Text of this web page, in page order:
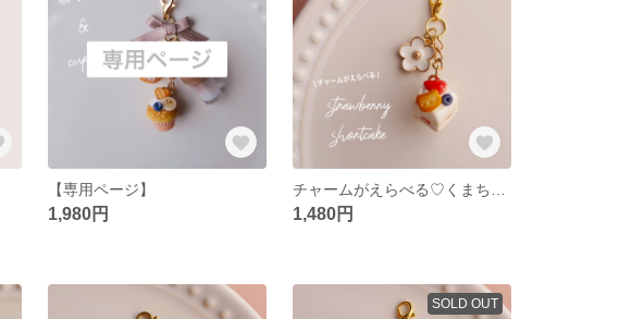
【専用ページ】
1,980円 1,480円
SOLD OUT